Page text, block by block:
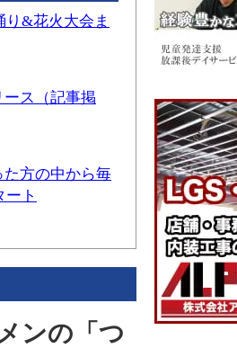
り&花火大会ま
ス（記事掲
た方の中から毎
ート
ンの「つ